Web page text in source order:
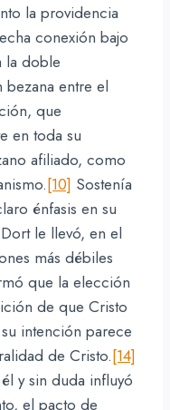
la providencia
conexión bajo
la doble
bezana entre el
que
en toda su
afiliado, como
[10] Sostenía
énfasis en su
le llevó, en el
más débiles
que la elección
de que Cristo
intención parece
de Cristo.[14]
y sin duda influyó
el pacto de